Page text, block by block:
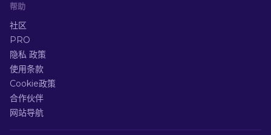
帮助
社区
PRO
隐私 政策
使用条款
Cookie政策
合作伙伴
网站导航